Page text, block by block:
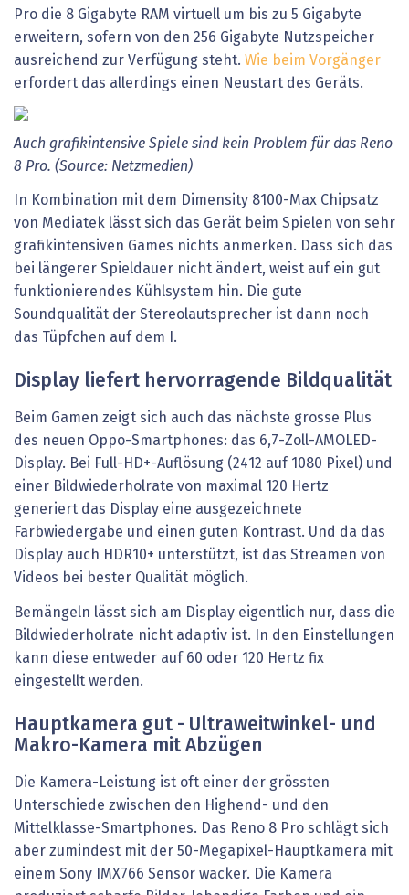
Pro die 8 Gigabyte RAM virtuell um bis zu 5 Gigabyte
erweitern, sofern von den 256 Gigabyte Nutzspeicher
ausreichend zur Verfügung steht. Wie beim Vorgänger
erfordert das allerdings einen Neustart des Geräts.
Auch grafikintensive Spiele sind kein Problem für das Reno
8 Pro. (Source: Netzmedien)
In Kombination mit dem Dimensity 8100-Max Chipsatz
von Mediatek lässt sich das Gerät beim Spielen von sehr
grafikintensiven Games nichts anmerken. Dass sich das
bei längerer Spieldauer nicht ändert, weist auf ein gut
funktionierendes Kühlsystem hin. Die gute
Soundqualität der Stereolautsprecher ist dann noch
das Tüpfchen auf dem I.
Display liefert hervorragende Bildqualität
Beim Gamen zeigt sich auch das nächste grosse Plus
des neuen Oppo-Smartphones: das 6,7-Zoll-AMOLED-
Display. Bei Full-HD+-Auflösung (2412 auf 1080 Pixel) und
einer Bildwiederholrate von maximal 120 Hertz
generiert das Display eine ausgezeichnete
Farbwiedergabe und einen guten Kontrast. Und da das
Display auch HDR10+ unterstützt, ist das Streamen von
Videos bei bester Qualität möglich.
Bemängeln lässt sich am Display eigentlich nur, dass die
Bildwiederholrate nicht adaptiv ist. In den Einstellungen
kann diese entweder auf 60 oder 120 Hertz fix
eingestellt werden.
Hauptkamera gut - Ultraweitwinkel- und
Makro-Kamera mit Abzügen
Die Kamera-Leistung ist oft einer der grössten
Unterschiede zwischen den Highend- und den
Mittelklasse-Smartphones. Das Reno 8 Pro schlägt sich
aber zumindest mit der 50-Megapixel-Hauptkamera mit
einem Sony IMX766 Sensor wacker. Die Kamera